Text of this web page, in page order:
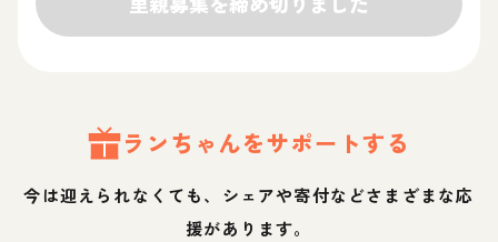
ランちゃんをサポートする
今は迎えられなくても、シェアや寄付などさまざまな応
援があります。